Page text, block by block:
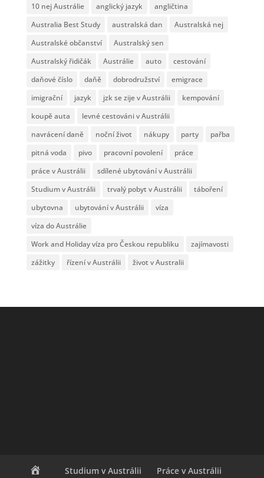
10 nej Austrálie anglický jazyk
angličtina
Australia Best Study
australská dan
Australská nej
Australské občanství
Australský sen
Australský řidičák
Austrálie auto
cestování
daňové číslo
daňě dobrodružství
emigrace
imigrační
jazyk jzk se zije v Austrálii
kempování
koupě auta
levné cestováni v Austrálii
navrácení daně
noční život nákupy party
pařba
pitná voda
pivo pracovní povolení
práce
práce v Austrálii
sdílené ubytování v Austrálii
Studium v Austrálii
trvalý pobyt v Austrálii
táboření
ubytovna
ubytování v Austrálii
víza
víza do Austrálie
Work and Holiday víza pro Českou republiku
zajímavosti
zážitky
řízení v Austrálii život v Australii
Studium v Austrálii Práce v Austrálii